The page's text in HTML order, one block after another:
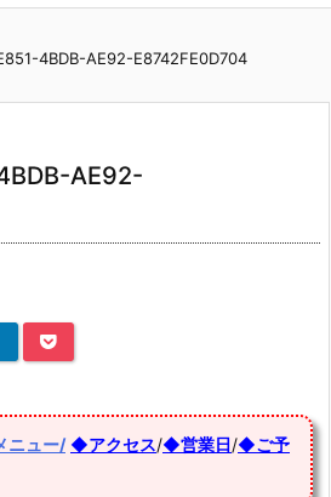
4BDB-AE92-E8742FE0D704
AE92-
ニュー/ ◆アクセス/◆営業日/◆ご予